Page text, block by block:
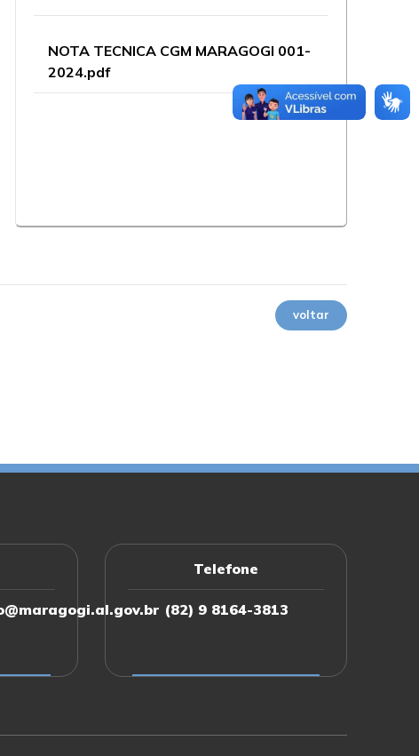
NOTA TECNICA CGM MARAGOGI 001-
2024.pdf
voltar
Telefone
(82) 9 8164-3813